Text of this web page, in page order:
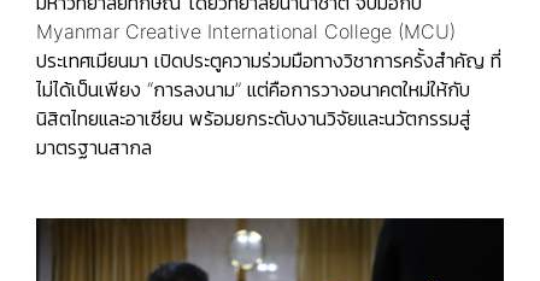
Myanmar Creative International College (MCU)
ประเทศเมียนมา เปิดประตูความร่วมมือทางวิชาการครั้งสำคัญ ที่
ไม่ได้เป็นเพียง “การลงนาม” แต่คือการวางอนาคตใหม่ให้กับ
นิสิตไทยและอาเซียน พร้อมยกระดับงานวิจัยและนวัตกรรมสู่
มาตรฐานสากล